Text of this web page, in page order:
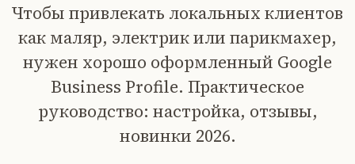
Чтобы привлекать локальных клиентов
как маляр, электрик или парикмахер,
нужен хорошо оформленный Google
Business Profile. Практическое
руководство: настройка, отзывы,
новинки 2026.